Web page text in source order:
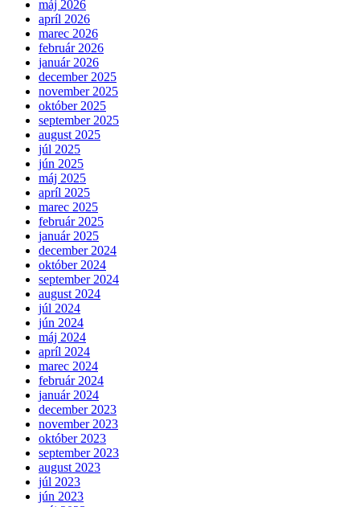
máj 2026
apríl 2026
marec 2026
február 2026
január 2026
december 2025
november 2025
október 2025
september 2025
august 2025
júl 2025
jún 2025
máj 2025
apríl 2025
marec 2025
február 2025
január 2025
december 2024
október 2024
september 2024
august 2024
júl 2024
jún 2024
máj 2024
apríl 2024
marec 2024
február 2024
január 2024
december 2023
november 2023
október 2023
september 2023
august 2023
júl 2023
jún 2023